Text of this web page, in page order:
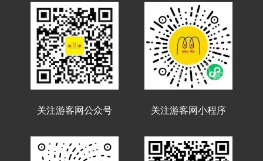
关注游客网公众号 关注游客网小程序